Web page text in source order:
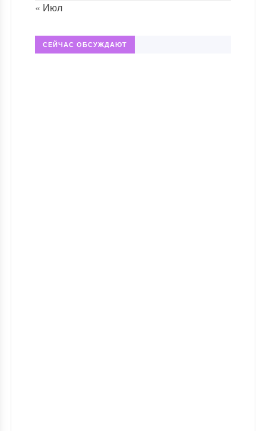
« Июл
СЕЙЧАС ОБСУЖДАЮТ